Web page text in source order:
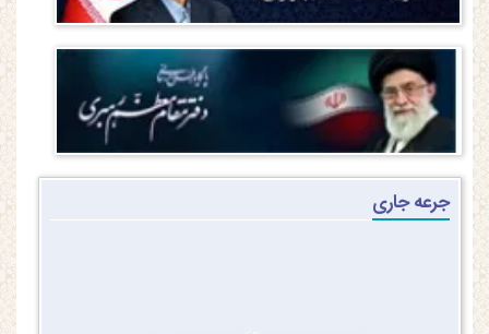
جرعه جاری